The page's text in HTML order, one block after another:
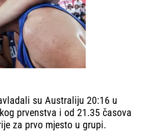
su Australiju 20:16 u
prvenstva i od 21.35 časova
za prvo mjesto u grupi.